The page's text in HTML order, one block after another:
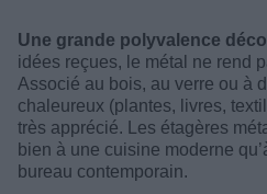
Une grande polyvalence
idées reçues, le métal ne rend
Associé au bois, au verre ou à
chaleureux (plantes, livres,
très apprécié. Les étagères
bien à une cuisine moderne
bureau contemporain.